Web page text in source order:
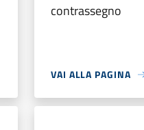
contrassegno
VAI ALLA PAGINA